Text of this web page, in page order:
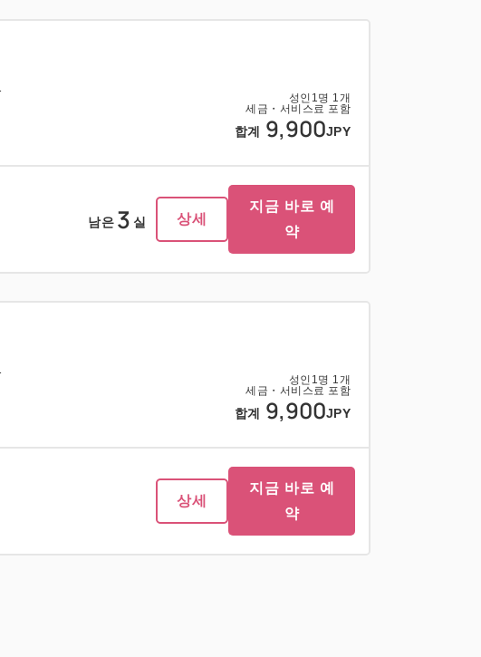
성인 1명 1개
세금・서비스료 포함
합계 9,900JPY
남은 3 실 상세
지금 바로 예
약
성인 1명 1개
세금・서비스료 포함
합계 9,900JPY
상세
지금 바로 예
약